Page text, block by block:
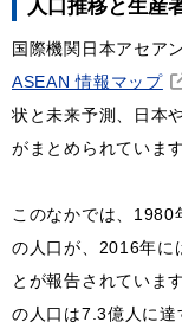
人口推移と生産
国際機関日本アセア
ASEAN 情報マップ
状と未来予測、日本
がまとめられています
このなかでは、1980
の人口が、2016年に
とが報告されていま
の人口は7.3億人に